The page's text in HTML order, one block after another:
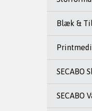
Blæk &
SECABO
SECABO